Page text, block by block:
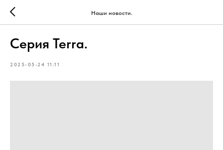
Наши новости.
Серия Terra.
2025-05-24 11:11